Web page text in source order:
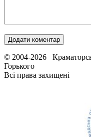
© 2004-2026
Горького
Всі права захищені